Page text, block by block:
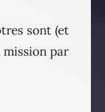
sont (et
mission par